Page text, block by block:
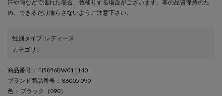
汗や雨などで濡れた場合、色移りする場合がございます。革の品質保持のた
め、できるだけ濡らさないようご注意下さい。
性別タイプ : レディース
カテゴリ :
商品番号 ： FI5856BW011140
ブランド商品番号 ： 86005 090
色 ： ブラック（090）